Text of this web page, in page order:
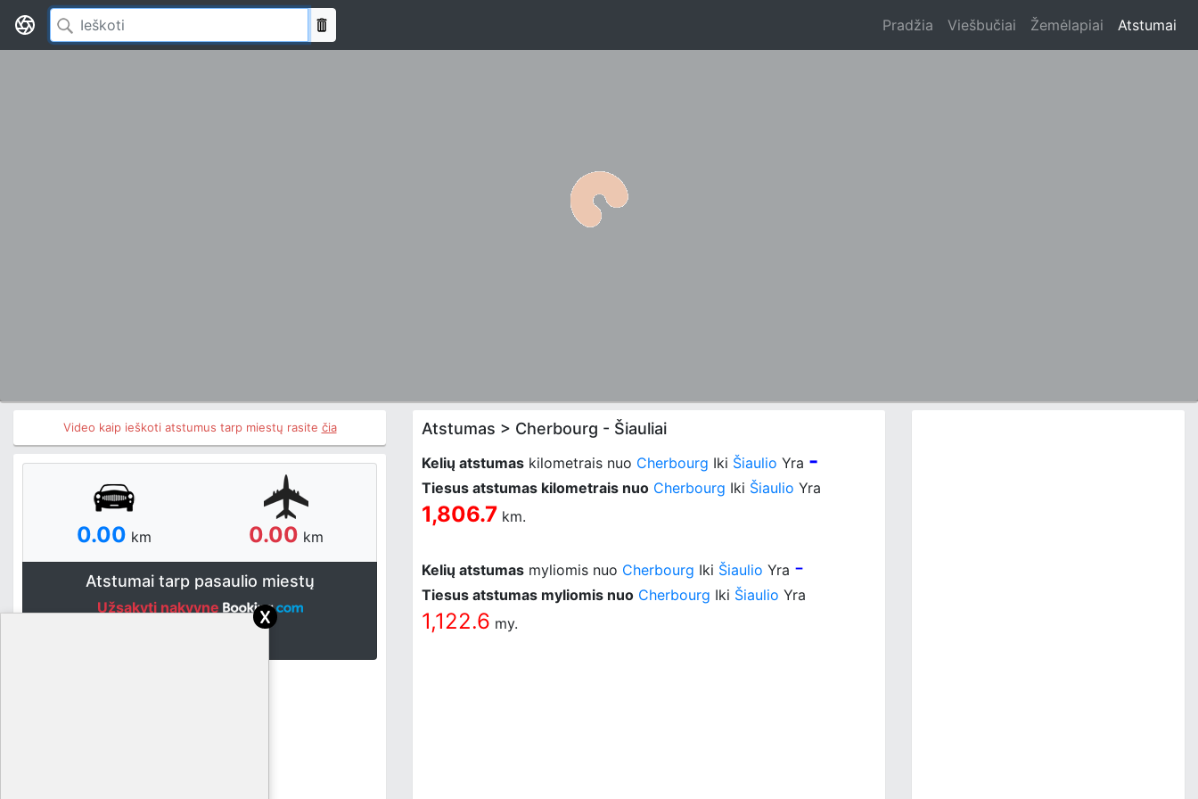
Pradžia Viešbučiai Žemėlapiai Atstumai
Video kaip ieškoti atstumus tarp miestų rasite čia
0.00 km 0.00 km
Atstumai tarp pasaulio miestų
Užsakyti nakvynę
Atstumas > Cherbourg - Šiauliai
Kelių atstumas kilometrais nuo Cherbourg Iki Šiaulio Yra -
Tiesus atstumas kilometrais nuo Cherbourg Iki Šiaulio Yra
1,806.7 km.
Kelių atstumas myliomis nuo Cherbourg Iki Šiaulio Yra -
Tiesus atstumas myliomis nuo Cherbourg Iki Šiaulio Yra
1,122.6 my.
x